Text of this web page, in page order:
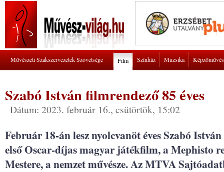
Művészeti Szakszervezetek Szövetsége Film Színház Muzsika
Szabó István filmrendező 85 éves
Dátum: 2023. február 16., csütörtök, 15:02
Február 18-án lesz nyolcvanöt éves Szabó
első Oscar-díjas magyar játékfilm, a Mephisto
Mestere, a nemzet művésze. Az MTVA